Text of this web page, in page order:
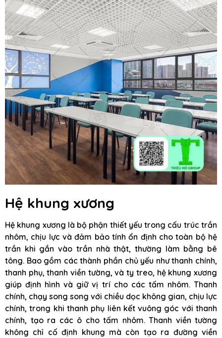
Hệ khung xương
Hệ khung xương là bộ phận thiết yếu trong cấu trúc trần
nhôm, chịu lực và đảm bảo tính ổn định cho toàn bộ hệ
trần khi gắn vào trần nhà thật, thường làm bằng bê
tông. Bao gồm các thành phần chủ yếu như thanh chính,
thanh phụ, thanh viền tường, và ty treo, hệ khung xương
giúp định hình và giữ vị trí cho các tấm nhôm. Thanh
chính, chạy song song với chiều dọc không gian, chịu lực
chính, trong khi thanh phụ liên kết vuông góc với thanh
chính, tạo ra các ô cho tấm nhôm. Thanh viền tường
không chỉ cố định khung mà còn tạo ra đường viền